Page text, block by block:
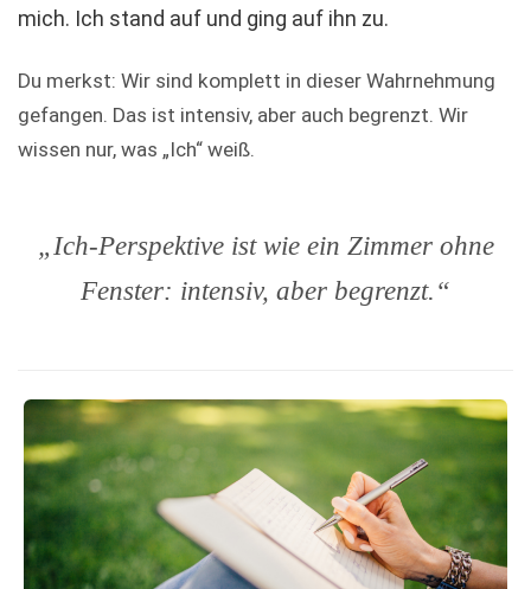
mich. Ich stand auf und ging auf ihn zu.
Du merkst: Wir sind komplett in dieser Wahrnehmung
gefangen. Das ist intensiv, aber auch begrenzt. Wir
wissen nur, was „Ich“ weiß.
„Ich-Perspektive ist wie ein Zimmer ohne
Fenster: intensiv, aber begrenzt.“